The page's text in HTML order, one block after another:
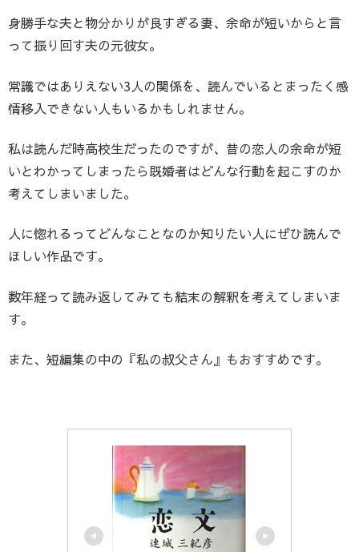
身勝手な夫と物分かりが良すぎる妻、余命が短いからと言
って振り回す夫の元彼女。
常識ではありえない3人の関係を、読んでいるとまったく感
情移入できない人もいるかもしれません。
私は読んだ時高校生だったのですが、昔の恋人の余命が短
いとわかってしまったら既婚者はどんな行動を起こすのか
考えてしまいました。
人に惚れるってどんなことなのか知りたい人にぜひ読んで
ほしい作品です。
数年経って読み返してみても結末の解釈を考えてしまいま
す。
また、短編集の中の『私の叔父さん』もおすすめです。